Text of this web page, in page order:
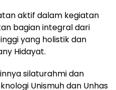
aktif dalam kegiatan
bagian integral dari
yang holistik dan
Hidayat.
silaturahmi dan
Unismuh dan Unhas